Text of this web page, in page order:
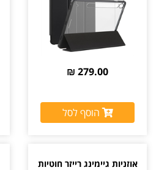
279.00 ₪
הוסף לסל
אוזניות גיימינג רייזר חוטיות